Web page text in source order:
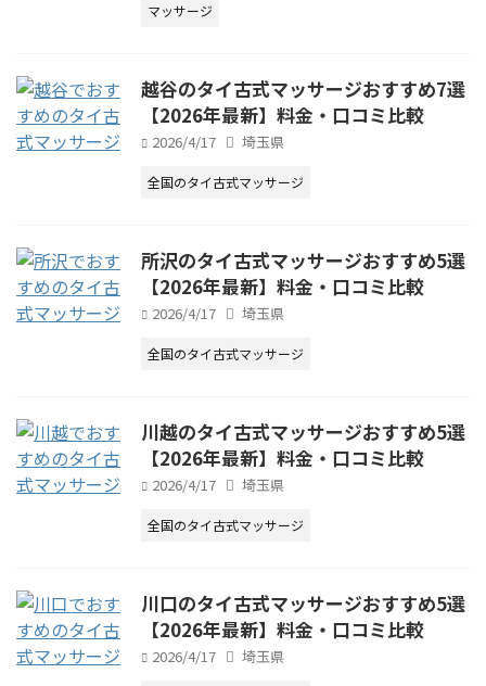
マッサージ
越谷のタイ古式マッサージおすすめ7選
【2026年最新】料金・口コミ比較
2026/4/17 埼玉県
全国のタイ古式マッサージ
所沢のタイ古式マッサージおすすめ5選
【2026年最新】料金・口コミ比較
2026/4/17 埼玉県
全国のタイ古式マッサージ
川越のタイ古式マッサージおすすめ5選
【2026年最新】料金・口コミ比較
2026/4/17 埼玉県
全国のタイ古式マッサージ
川口のタイ古式マッサージおすすめ5選
【2026年最新】料金・口コミ比較
2026/4/17 埼玉県